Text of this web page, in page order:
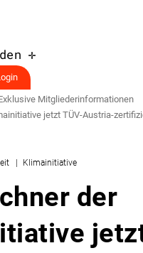
Mitgliederinformationen
jetzt TÜV-Austria-
Klimainitiative
der